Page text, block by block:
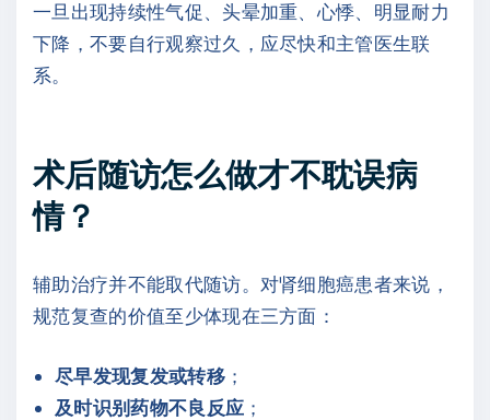
一旦出现持续性气促、头晕加重、心悸、明显耐力
下降，不要自行观察过久，应尽快和主管医生联
系。
术后随访怎么做才不耽误病
情？
辅助治疗并不能取代随访。对肾细胞癌患者来说，
规范复查的价值至少体现在三方面：
尽早发现复发或转移；
及时识别药物不良反应 ；